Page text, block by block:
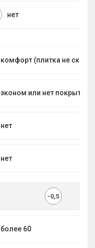
нет
комфорт (плитка не
эконом или нет покрытия
нет
нет
-0,5
более 60